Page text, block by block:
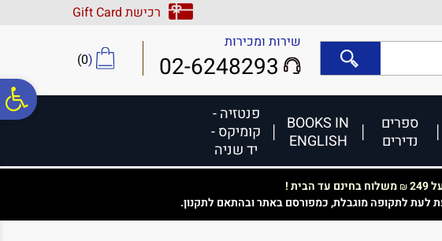
נגישות
אתר
המרכזי
רכישת Gift Card
שירות ומכירות
02-6248293
(
0
)
ספרים
נדירים
BOOKS IN
ENGLISH
פנטזיה -
קומיקס -
יד שניה
₪משלוח בחינם עד הבית !
לעת לתקופה מוגבלת, כמפורסם באתר ובהתאם לתקנון.